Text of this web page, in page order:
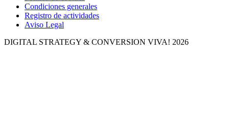
Condiciones generales
Registro de actividades
Aviso Legal
DIGITAL STRATEGY & CONVERSION VIVA! 2026